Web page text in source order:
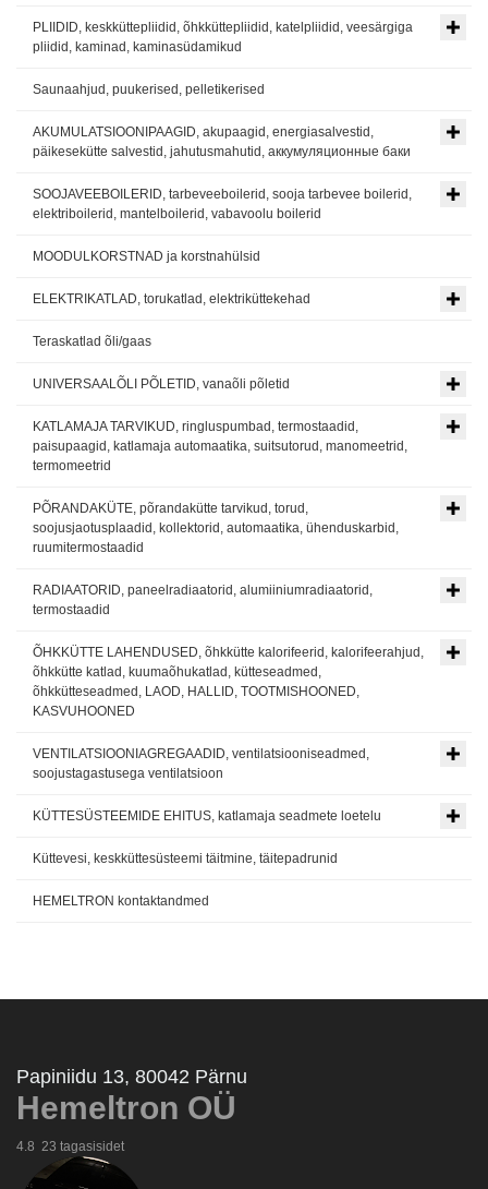
PLIIDID, keskküttepliidid, õhkküttepliidid, katelpliidid, veesärgiga
pliidid, kaminad, kaminasüdamikud
Saunaahjud, puukerised, pelletikerised
AKUMULATSIOONIPAAGID, akupaagid, energiasalvestid,
päikesekütte salvestid, jahutusmahutid, аккумуляционные баки
SOOJAVEEBOILERID, tarbeveeboilerid, sooja tarbevee boilerid,
elektriboilerid, mantelboilerid, vabavoolu boilerid
MOODULKORSTNAD ja korstnahülsid
ELEKTRIKATLAD, torukatlad, elektriküttekehad
Teraskatlad õli/gaas
UNIVERSAALÕLI PÕLETID, vanaõli põletid
KATLAMAJA TARVIKUD, ringluspumbad, termostaadid,
paisupaagid, katlamaja automaatika, suitsutorud, manomeetrid,
termomeetrid
PÕRANDAKÜTE, põrandakütte tarvikud, torud,
soojusjaotusplaadid, kollektorid, automaatika, ühenduskarbid,
ruumitermostaadid
RADIAATORID, paneelradiaatorid, alumiiniumradiaatorid,
termostaadid
ÕHKKÜTTE LAHENDUSED, õhkkütte kalorifeerid, kalorifeerahjud,
õhkkütte katlad, kuumaõhukatlad, kütteseadmed,
õhkkütteseadmed, LAOD, HALLID, TOOTMISHOONED,
KASVUHOONED
VENTILATSIOONIAGREGAADID, ventilatsiooniseadmed,
soojustagastusega ventilatsioon
KÜTTESÜSTEEMIDE EHITUS, katlamaja seadmete loetelu
Küttevesi, keskküttesüsteemi täitmine, täitepadrunid
HEMELTRON kontaktandmed
Papiniidu 13, 80042 Pärnu
Hemeltron OÜ
4.8 23 tagasisidet